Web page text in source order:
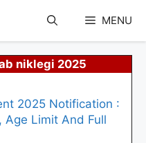
MENU
niklegi 2025
2025 Notification :
Age Limit And Full